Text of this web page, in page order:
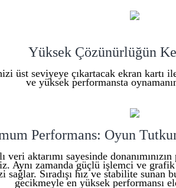
Yüksek Çözünürlüğün
üst seviyeye çıkartacak ekran kartı
ve yüksek performansta
Performans: Oyun
veri aktarımı sayesinde
Aynı zamanda güçlü işlemci ve
sağlar. Sıradışı hız ve stabilite sunan
gecikmeyle en yüksek performansı